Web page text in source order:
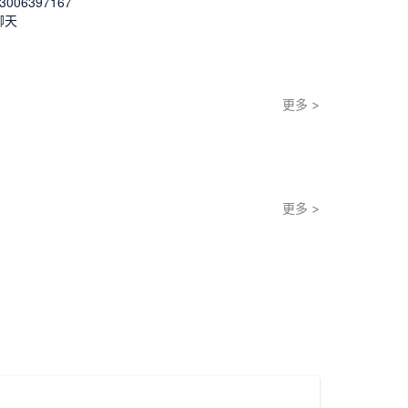
天
更多 >
更多 >